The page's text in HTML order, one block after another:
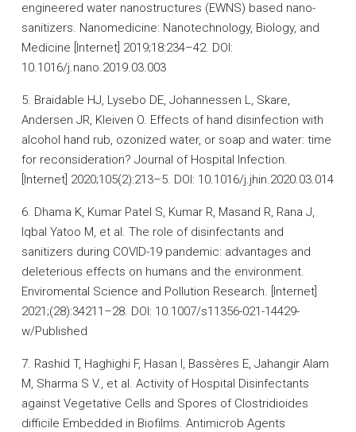
engineered water nanostructures (EWNS) based nano-
sanitizers. Nanomedicine: Nanotechnology, Biology, and
Medicine [Internet] 2019;18:234–42. DOI:
10.1016/j.nano.2019.03.003
5. Braidable HJ, Lysebo DE, Johannessen L, Skare,
Andersen JR, Kleiven O. Effects of hand disinfection with
alcohol hand rub, ozonized water, or soap and water: time
for reconsideration? Journal of Hospital Infection.
[Internet] 2020;105(2):213–5. DOI: 10.1016/j.jhin.2020.03.014
6. Dhama K, Kumar Patel S, Kumar R, Masand R, Rana J,
Iqbal Yatoo M, et al. The role of disinfectants and
sanitizers during COVID-19 pandemic: advantages and
deleterious effects on humans and the environment.
Enviromental Science and Pollution Research. [Internet]
2021;(28):34211–28. DOI: 10.1007/s11356-021-14429-
w/Published
7. Rashid T, Haghighi F, Hasan I, Bassères E, Jahangir Alam
M, Sharma S V., et al. Activity of Hospital Disinfectants
against Vegetative Cells and Spores of Clostridioides
difficile Embedded in Biofilms. Antimicrob Agents